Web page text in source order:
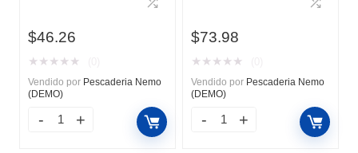
$46.26
★ ★ ★ ★ ★
Vendido por Pescaderia Nemo
(DEMO)
$73.98
★ ★ ★ ★ ★
Vendido por Pescaderia Nemo
(DEMO)